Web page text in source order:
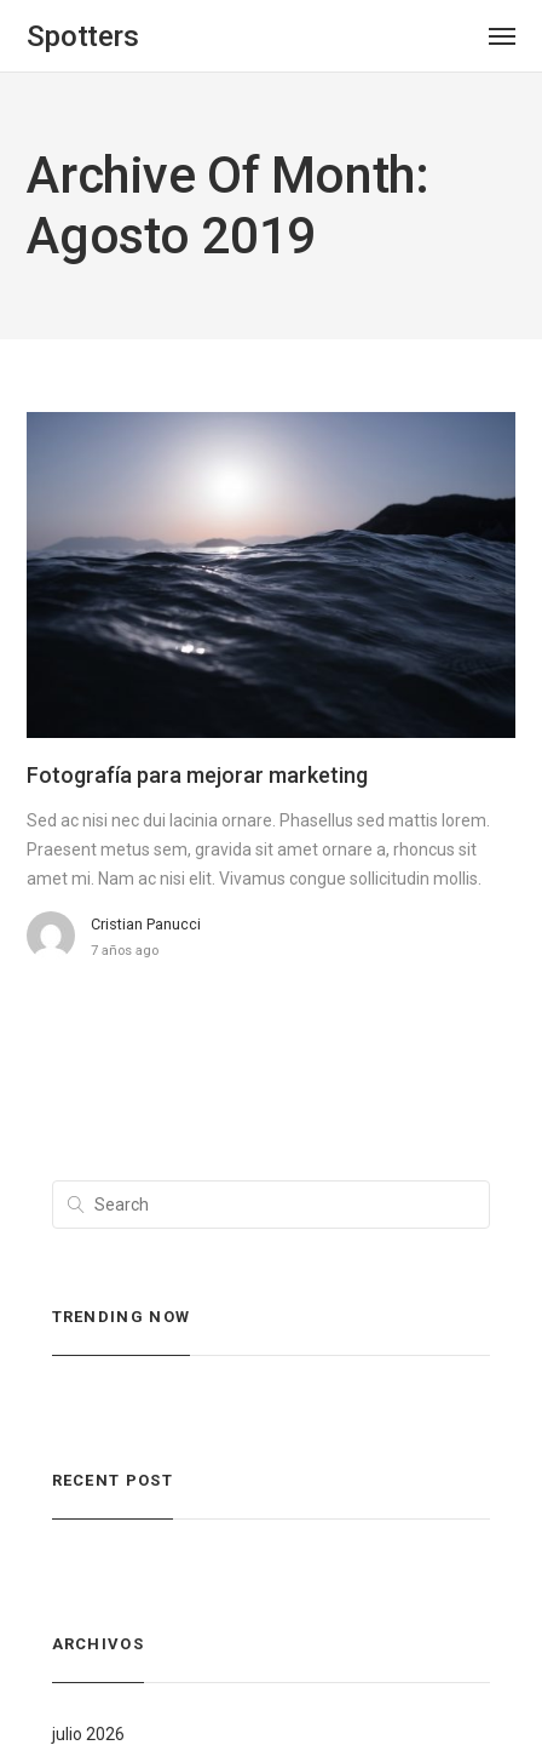
Spotters
Archive Of Month:
Agosto 2019
Fotografía para mejorar marketing
Sed ac nisi nec dui lacinia ornare. Phasellus sed mattis lorem.
Praesent metus sem, gravida sit amet ornare a, rhoncus sit
amet mi. Nam ac nisi elit. Vivamus congue sollicitudin mollis.
Cristian Panucci
7 años ago
TRENDING NOW
RECENT POST
ARCHIVOS
julio 2026